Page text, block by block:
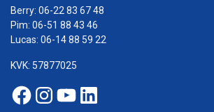
Berry: 06-22 83 67 48
Pim: 06-51 88 43 46
Lucas: 06-14 88 59 22
KVK: 57877025
Facebook Euro-rotor
Instagram Euro-rotor
Youtube Euro-rotor
Linkedin Euro-rotor